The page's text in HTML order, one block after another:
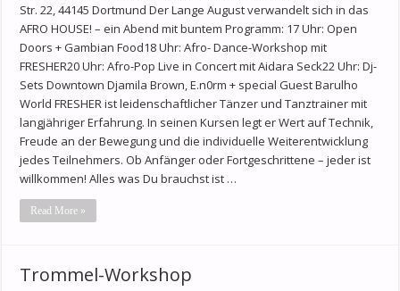
Str. 22, 44145 Dortmund Der Lange August verwandelt sich in das
AFRO HOUSE! – ein Abend mit buntem Programm: 17 Uhr: Open
Doors + Gambian Food18 Uhr: Afro- Dance-Workshop mit
FRESHER20 Uhr: Afro-Pop Live in Concert mit Aidara Seck22 Uhr: Dj-
Sets Downtown Djamila Brown, E.n0rm + special Guest Barulho
World FRESHER ist leidenschaftlicher Tänzer und Tanztrainer mit
langjähriger Erfahrung. In seinen Kursen legt er Wert auf Technik,
Freude an der Bewegung und die individuelle Weiterentwicklung
jedes Teilnehmers. Ob Anfänger oder Fortgeschrittene – jeder ist
willkommen! Alles was Du brauchst ist …
Read More »
Trommel-Workshop